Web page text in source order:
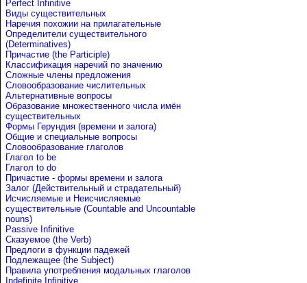
Perfect Infinitive
Виды существительных
Наречия похожии на прилагательные
Определители существительного
(Determinatives)
Причастие (the Participle)
Классификация наречий по значению
Сложные члены предложения
Словообразование числительных
Альтернативные вопросы
Образование множественного числа имён
существительных
Формы Герундия (времени и залога)
Общие и специальные вопросы
Словообразование глаголов
Глагол to be
Глагол to do
Причастие - формы времени и залога
Залог (Действительный и страдательный)
Исчисляемые и Неисчисляемые
существительные (Countable and Uncountable
nouns)
Passive Infinitive
Сказуемое (the Verb)
Предлоги в функции падежей
Подлежащее (the Subject)
Правила употребления модальных глаголов
Indefinite Infinitive